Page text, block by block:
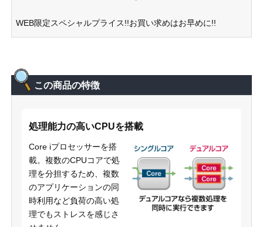
WEB限定スペシャルプライス!!お買い求めはお早めに!!
この商品の特徴
処理能力の高いCPUを搭載
Core iプロセッサーを搭
載。複数のCPUコアで処
理を分担するため、複数
のアプリケーションの同
時利用など負荷の高い処
理でもストレスを感じさ